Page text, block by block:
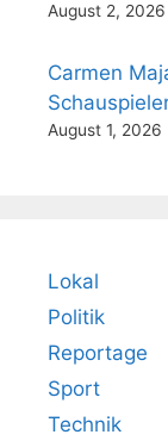
August 2, 2026
Carmen
August 1, 2026
Lokal
Politik
Reportage
Sport
Technik